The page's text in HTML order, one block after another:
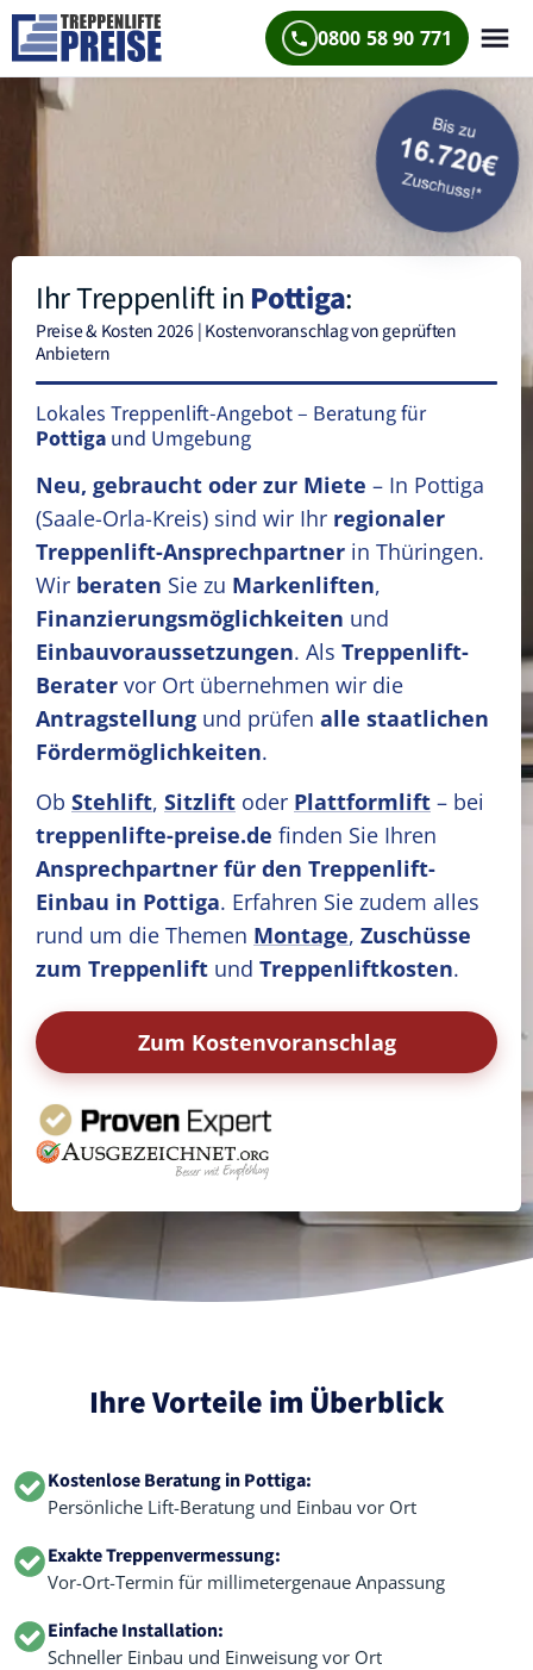
0800 58 90 771
Ihr Treppenlift inPottiga:
Preise & Kosten 2026 | Kostenvoranschlag von geprüften
Anbietern
Lokales Treppenlift-Angebot – Beratung für
Pottiga und Umgebung
Neu, gebraucht oder zur Miete – In Pottiga
(Saale-Orla-Kreis) sind wir Ihr regionaler
Treppenlift-Ansprechpartner in Thüringen.
Wir beraten Sie zu Markenliften,
Finanzierungsmöglichkeiten und
Einbauvoraussetzungen. Als Treppenlift-
Berater vor Ort übernehmen wir die
Antragstellung und prüfen alle staatlichen
Fördermöglichkeiten.
Ob Stehlift, Sitzlift oder Plattformlift – bei
treppenlifte-preise.de finden Sie Ihren
Ansprechpartner für den Treppenlift-
Einbau in Pottiga. Erfahren Sie zudem alles
rund um die Themen Montage, Zuschüsse
zum Treppenlift und Treppenliftkosten.
Zum Kostenvoranschlag
Ihre Vorteile im Überblick
Kostenlose Beratung in Pottiga:
Persönliche Lift-Beratung und Einbau vor Ort
Exakte Treppenvermessung:
Vor-Ort-Termin für millimetergenaue Anpassung
Einfache Installation:
Schneller Einbau und Einweisung vor Ort